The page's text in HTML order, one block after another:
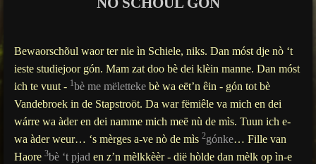
Bewaorschõul waor ter nie ìn Schiele, niks. Dan móst dje nò ‘t
ieste studiejoor gón. Mam zat doo bè dei klèin manne. Dan móst
ich te vuut - 1bè me mëletteke bè wa eët’n êin - gón tot bè
Vandebroek in de Stapstroöt. Da war fëmiêle va mich en dei
wárre wa àder en dei namme mich meë nù de mìs. Tuun ich e-
wa àder weur… ‘s mèrges a-ve nò de mìs 2gónke… Fille van
Haore 3bè ‘t pjad en z’n mèlkkèèr - dië hòlde dan mèlk op ìn-e